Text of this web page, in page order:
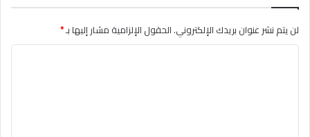
لن يتم نشر عنوان بريدك الإلكتروني.الحقول الإلزامية مشار إليها بـ*